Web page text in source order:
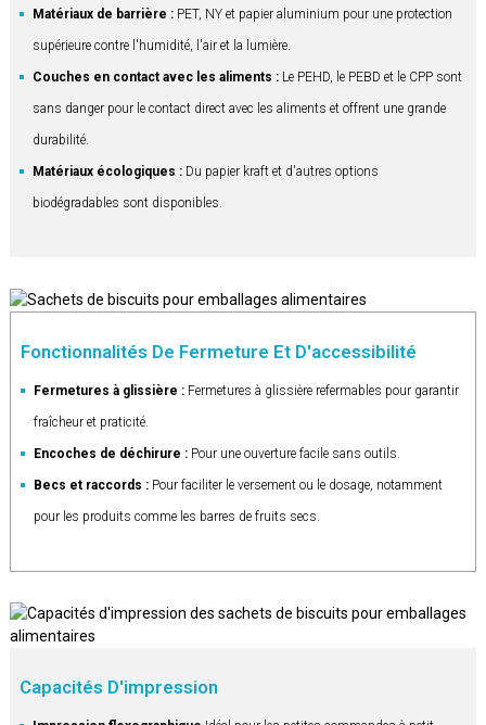
Matériaux de barrière :PET, NY et papier aluminium pour une protection
supérieure contre l'humidité, l'air et la lumière.
Couches en contact avec les aliments : Le PEHD, le PEBD et le CPP sont
sans danger pour le contact direct avec les aliments et offrent une grande
durabilité.
Matériaux écologiques : Du papier kraft et d'autres options
biodégradables sont disponibles.
Fonctionnalités De Fermeture Et D'accessibilité
Fermetures à glissière :Fermetures à glissière refermables pour garantir
fraîcheur et praticité.
Encoches de déchirure :Pour une ouverture facile sans outils.
Becs et raccords :Pour faciliter le versement ou le dosage, notamment
pour les produits comme les barres de fruits secs.
Capacités D'impression